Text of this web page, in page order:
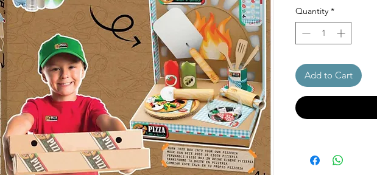
Quantity *
Add to Cart